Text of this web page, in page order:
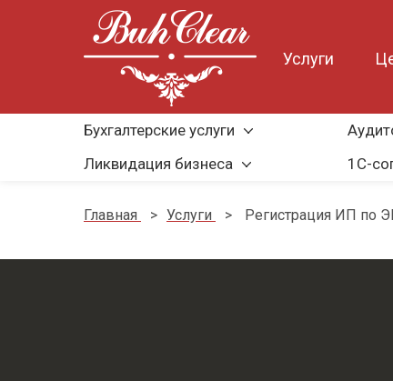
Услуги
Бухгалтерские услуги
Ликвидация бизнеса
1С-
Главная > Услуги > Регистрация ИП по